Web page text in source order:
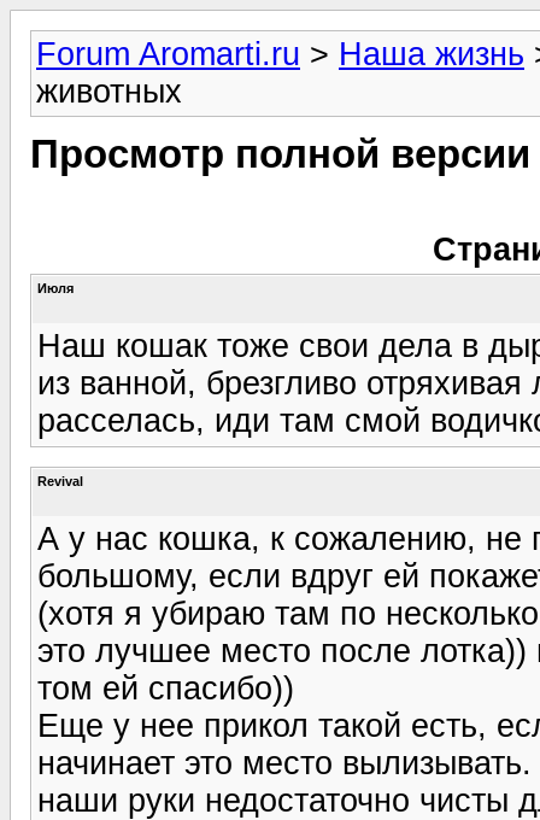
Forum Aromarti.ru > Наша жизнь
животных
Просмотр полной
Июля
Наш кошак тоже свои дела в
из ванной, брезгливо
расселась, иди там смой
Revival
А у нас кошка, к сожалению, не
большому, если вдруг ей
(хотя я убираю там по
это лучшее место после
том ей спасибо))
Еще у нее прикол такой есть,
начинает это место
наши руки недостаточно чисты